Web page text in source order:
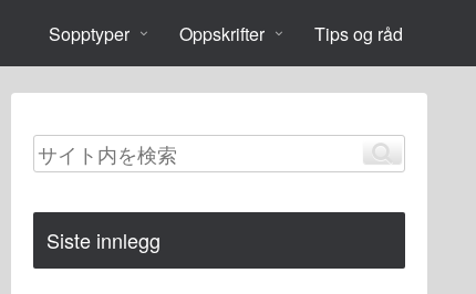
Sopptyper Oppskrifter Tips og råd
Siste innlegg